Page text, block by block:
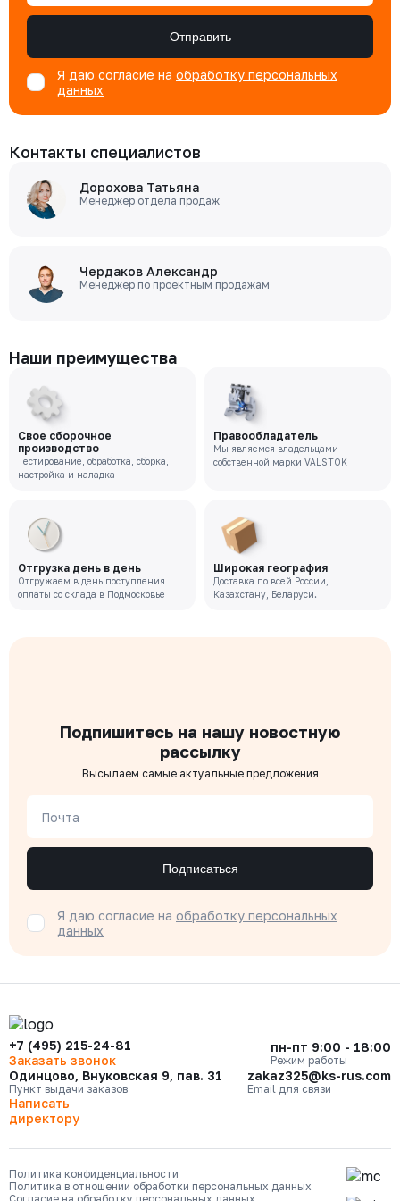
Отправить
Я даю согласие на обработку персональных
данных
Контакты специалистов
Дорохова Татьяна
Менеджер отдела продаж
Чердаков Александр
Менеджер по проектным продажам
Наши преимущества
Свое сборочное
производство
Тестирование, обработка, сборка,
настройка и наладка
Правообладатель
Мы являемся владельцами
собственной марки VALSTOK
Отгрузка день в день
Отгружаем в день поступления
оплаты со склада в Подмосковье
Широкая география
Доставка по всей России,
Казахстану, Беларуси.
Подпишитесь на нашу новостную
рассылку
Высылаем самые актуальные предложения
Почта
Подписаться
Я даю согласие на обработку персональных
данных
+7 (495) 215-24-81
Заказать звонок
пн-пт 9:00 - 18:00
Режим работы
Одинцово, Внуковская 9, пав. 31
Пункт выдачи заказов
zakaz325@ks-rus.com
Email для связи
Написать
директору
Политика конфиденциальности
Политика в отношении обработки персональных данных
Согласие на обработку персональных данных